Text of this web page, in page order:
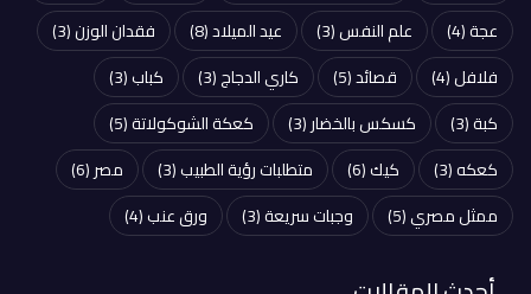
عجة(4) علم النفس(3) عيد الميلاد(8) فقدان الوزن(3)
فلافل(4) قصائد(5) كاري الدجاج(3) كباب(3)
كبة(3) كسكس بالخضار(3) كعكة الشوكولاتة(5)
كعكه(3) كيك(6) متطلبات رؤية الطبيب(3) مصر(6)
ممثل مصري(5) وجبات سريعة(3) ورق عنب(4)